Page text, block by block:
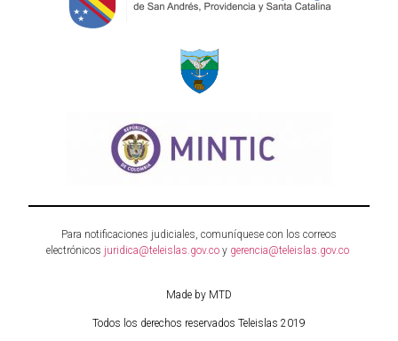
Para notificaciones judiciales, comuníquese con los correos
electrónicos juridica@teleislas.gov.co y gerencia@teleislas.gov.co
Made by MTD
Todos los derechos reservados Teleislas 2019